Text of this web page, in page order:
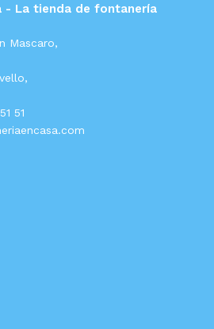
- La tienda de fontanería
Mascaro,
51